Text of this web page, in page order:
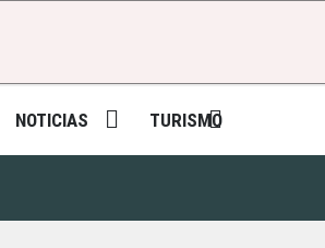
NOTICIAS TURISMO